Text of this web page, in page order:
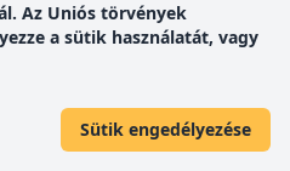
Az Uniós törvények
a sütik használatát, vagy
Sütik engedélyezése